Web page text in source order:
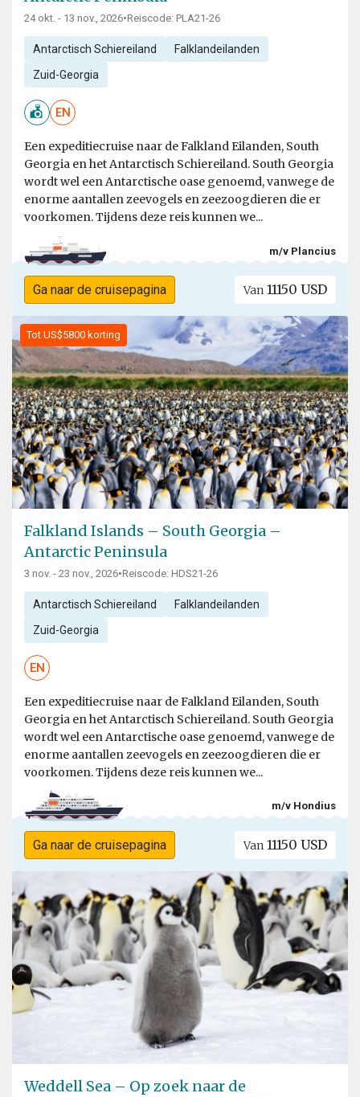
24 okt. - 13 nov., 2026•Reiscode: PLA21-26
Antarctisch Schiereiland Falklandeilanden
Zuid-Georgia
EN
Een expeditiecruise naar de Falkland Eilanden, South
Georgia en het Antarctisch Schiereiland. South Georgia
wordt wel een Antarctische oase genoemd, vanwege de
enorme aantallen zeevogels en zeezoogdieren die er
voorkomen. Tijdens deze reis kunnen we...
m/v Plancius
Ga naar de cruisepagina Van 11150 USD
Tot US$5800 korting
Falkland Islands – South Georgia –
Antarctic Peninsula
3 nov. - 23 nov., 2026•Reiscode: HDS21-26
Antarctisch Schiereiland Falklandeilanden
Zuid-Georgia
EN
Een expeditiecruise naar de Falkland Eilanden, South
Georgia en het Antarctisch Schiereiland. South Georgia
wordt wel een Antarctische oase genoemd, vanwege de
enorme aantallen zeevogels en zeezoogdieren die er
voorkomen. Tijdens deze reis kunnen we...
m/v Hondius
Ga naar de cruisepagina Van 11150 USD
Weddell Sea – Op zoek naar de